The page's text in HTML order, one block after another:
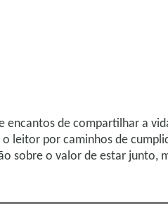
encantos de compartilhar a
por caminhos de
sobre o valor de estar junto,